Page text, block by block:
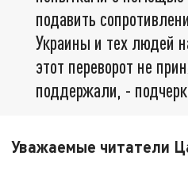
подавить
Украины и тех людей
этот переворот не
поддержали, -
Уважаемые читатели